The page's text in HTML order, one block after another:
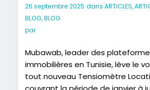
26 septembre 2025 dans ARTICLES,
BLOG,BLOG
par
Mubawab, leader des
immobilières en Tunisie, lève le
tout nouveau Tensiomètre